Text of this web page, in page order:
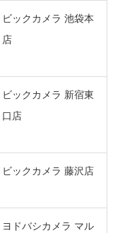
ビックカメラ 池袋本
店
ビックカメラ 新宿東
口店
ビックカメラ 藤沢店
ヨドバシカメラ マル